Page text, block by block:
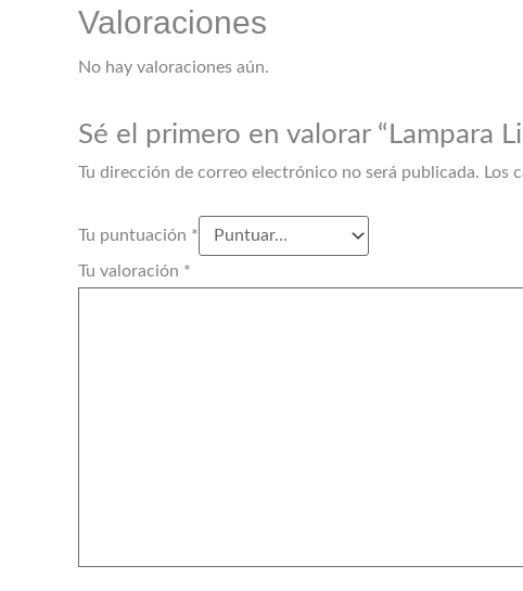
Valoraciones
No hay valoraciones aún.
Sé el primero en valorar “Lampara
Tu dirección de correo electrónico no será publicada. Los
Tu puntuación *
Tu valoración *